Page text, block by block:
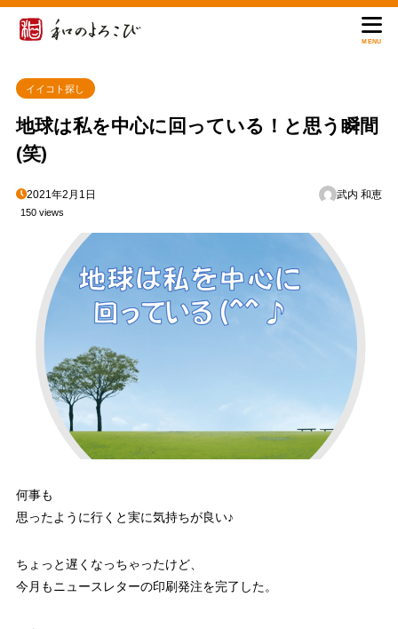
MENU
イイコト探し
地球は私を中心に回っている！と思う瞬間
(笑)
2021年2月1日 武内 和恵
150 views
何事も
思ったように行くと実に気持ちが良い♪
ちょっと遅くなっちゃったけど、
今月もニュースレターの印刷発注を完了した。